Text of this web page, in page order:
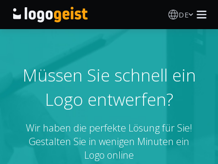
DE
KI Logo Generator
Logo Ideen
Druckprodukte
Über
Müssen Sie schnell ein
Logo entwerfen?
Wir haben die perfekte Lösung für Sie!
Gestalten Sie in wenigen Minuten ein
Logo online